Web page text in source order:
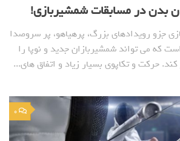
بدن در مسابقات شمشیربازی!
جزو رویدادهای بزرگ، پرهیاهو، پر سروصدا
که می تواند شمشیربازان جدید و نوپا را
حرکت و تکاپوی بسیار زیاد و اتفاق های...
0